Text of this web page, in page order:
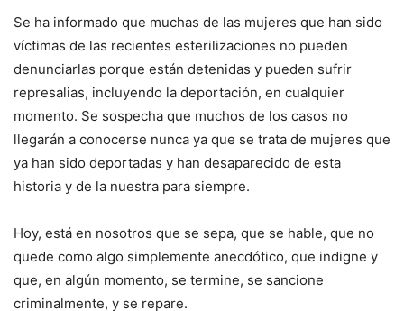
Se ha informado que muchas de las mujeres que han sido
víctimas de las recientes esterilizaciones no pueden
denunciarlas porque están detenidas y pueden sufrir
represalias, incluyendo la deportación, en cualquier
momento. Se sospecha que muchos de los casos no
llegarán a conocerse nunca ya que se trata de mujeres que
ya han sido deportadas y han desaparecido de esta
historia y de la nuestra para siempre.
Hoy, está en nosotros que se sepa, que se hable, que no
quede como algo simplemente anecdótico, que indigne y
que, en algún momento, se termine, se sancione
criminalmente, y se repare.